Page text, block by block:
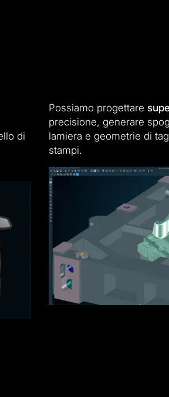
di
Possiamo progettare
precisione, generare
lamiera e geometrie di
stampi.